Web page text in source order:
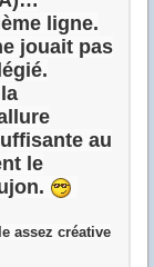
ligne.
jouait pas
au
le
assez créative